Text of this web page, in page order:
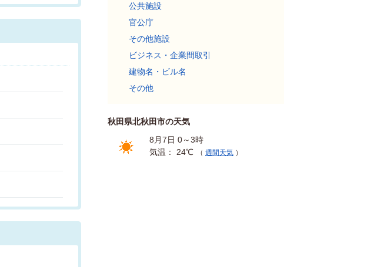
公共施設
官公庁
その他施設
ビジネス・企業間取引
建物名・ビル名
その他
秋田県北秋田市の天気
8月7日 0～3時
気温： 24℃
（ 週間天気 ）